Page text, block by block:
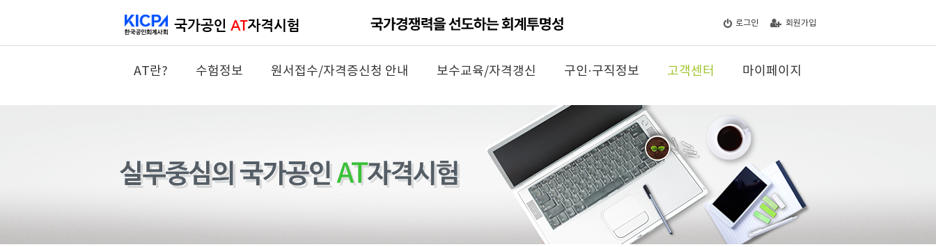
로그인 회원가입
AT란? 수험정보 원서접수/자격증신청 안내 보수교육/자격갱신 구인·구직정보 고객센터 마이페이지